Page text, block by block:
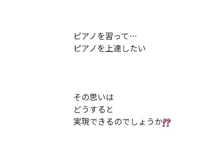
ピアノを習って…
ピアノを上達したい
その思いは
どうすると
実現できるのでしょうか